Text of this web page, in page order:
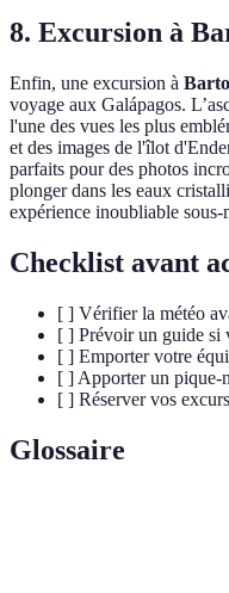
8. Excursion à
Enfin, une excursion à
voyage aux Galápagos.
l'une des vues les plus
et des images de l'îlot
parfaits pour des photos
plonger dans les eaux
expérience inoubliable sous-
Checklist avant
[ ] Vérifier la météo
[ ] Prévoir un guide si
[ ] Emporter votre
[ ] Apporter un pique-
[ ] Réserver vos
Glossaire